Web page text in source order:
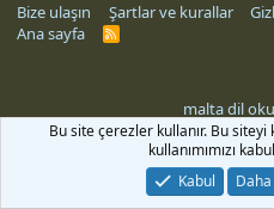
Bize ulaşın Şartlar ve kurallar
Ana sayfa
R
malta dil
Bu site çerezler kullanır. Bu
kullanımımızı
Kabul